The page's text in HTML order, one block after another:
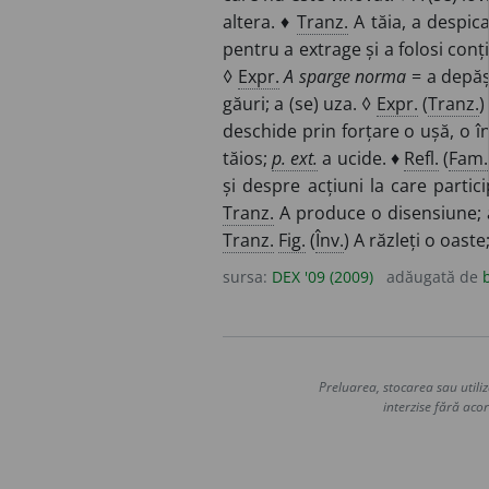
altera. ♦ Tranz. A tăia, a
pentru a extrage și a folosi
◊ Expr. A sparge norma = a
găuri; a (se) uza. ◊ Expr. (Tranz.)
deschide prin forțare o ușă, o
tăios;p. ext. a ucide. ♦ Refl. (Fam.
și despre acțiuni la care
Tranz. A produce o disensiune;
Tranz. Fig. (Înv.) A răzleți o
sursa: DEX '09 (2009) adăugată de
Preluarea, stocarea sau
interzise fără